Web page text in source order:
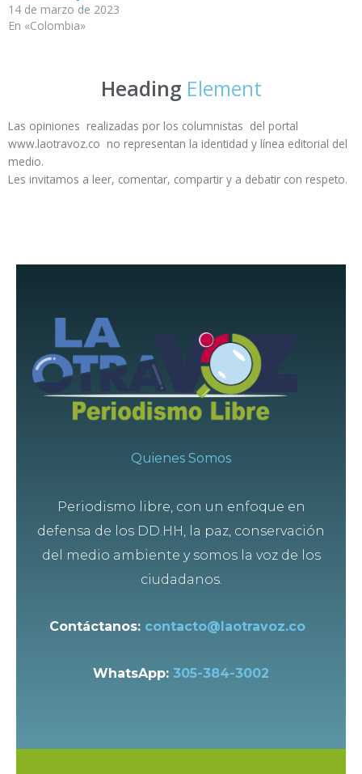
14 de marzo de 2023
En «Colombia»
Heading Element
Las opiniones realizadas por los columnistas del portal
www.laotravoz.co no representan la identidad y línea editorial del
medio.
Les invitamos a leer, comentar, compartir y a debatir con respeto.
Quienes Somos
Periodismo libre, con un enfoque en
defensa de los DD.HH, la paz, conservación
del medio ambiente y somos la voz de los
ciudadanos.
Contáctanos: contacto@laotravoz.co
WhatsApp: 305-384-3002